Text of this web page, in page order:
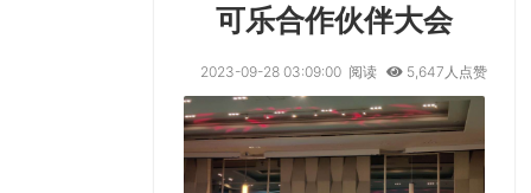
可乐合作伙伴大会
2023-09-28 03:09:00 阅读 5,647人点赞